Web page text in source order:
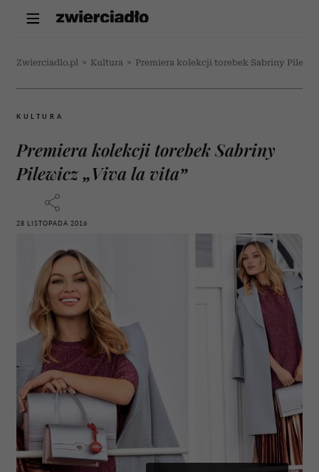
Zwierciadlo.pl > Kultura > Premiera kolekcji torebek Sabriny
KULTURA
Premiera kolekcji torebek Sabriny
Pilewicz „Viva la vita”
28 LISTOPADA 2016